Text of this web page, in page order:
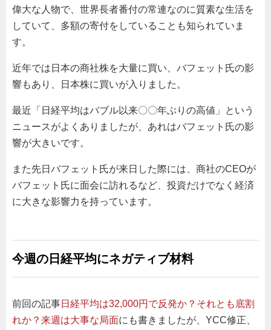
偉大な人物で、世界長者番付の常連なのに質素な生活を
していて、多額の寄付をしていることも知られていま
す。
近年では日本の商社株を大量に買い、バフェット氏の影
響もあり、日本株に買いが入りました。
最近「日経平均はバブル以来〇〇年ぶりの高値」という
ニュースがよくありましたが、あれはバフェット氏の影
響が大きいです。
また先日バフェット氏が来日した際には、商社のCEOが
バフェット氏に面会に訪れるなど、投資だけでなく経済
に大きな影響力を持っています。
今週の日経平均にネガティブ材料
前回の記事日経平均は32,000円で反発か？それとも底割
れか？来週は大事な局面にも書きましたが、YCC修正、